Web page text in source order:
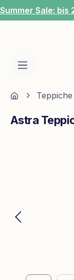
Zum Hauptinhalt
Summer Sale: bis
HomeTeppiche
Astra
Bildergalerie